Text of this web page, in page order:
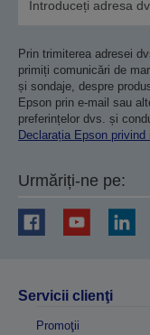
Prin trimiterea adresei
primiți comunicări de
și sondaje, despre
Epson prin e-mail sau
preferințelor dvs. și
Declarația Epson
Urmăriți-ne pe:
Servicii clienţi
Promoţii